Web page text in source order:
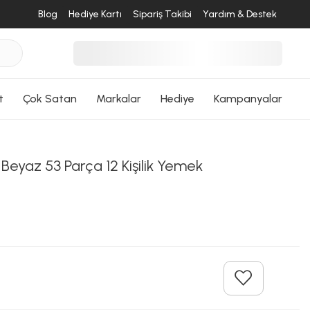
Blog Hediye Kartı Sipariş Takibi Yardım & Destek
Çok Satan Markalar Hediye Kampanyalar
53 Parça 12 Kişilik Yemek